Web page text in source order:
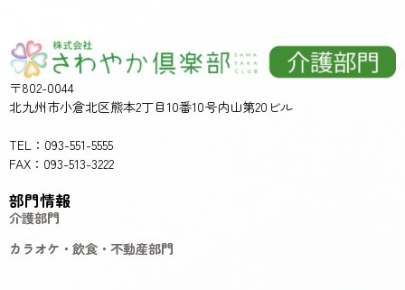
〒802-0044
北九州市小倉北区熊本2丁目10番10号内山第20ビル
TEL：093-551-5555
FAX：093-513-3222
部門情報
介護部門
カラオケ・飲食・不動産部門